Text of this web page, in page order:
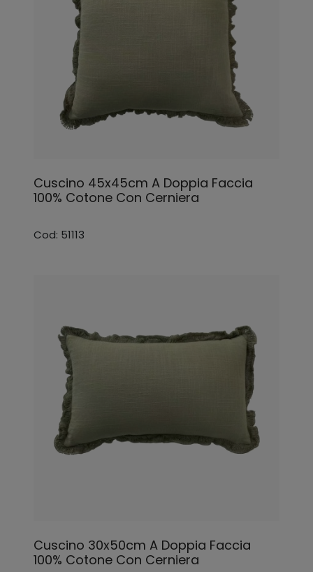
Cuscino 45x45cm A Doppia Faccia
100% Cotone Con Cerniera
Cod: 51113
Cuscino 30x50cm A Doppia Faccia
100% Cotone Con Cerniera